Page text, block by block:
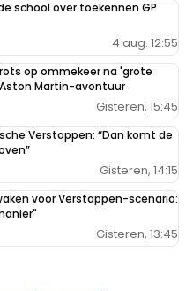
school over toekennen GP
4 aug. 12:55
op ommekeer na 'grote
Martin-avontuur
Gisteren, 15:45
Verstappen: “Dan komt de
Gisteren, 14:15
voor Verstappen-scenario:
Gisteren, 13:45